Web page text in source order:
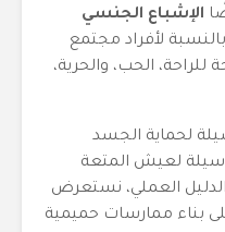
الإشباع الجنسي
لأفراد مجتمع
الحب، والحرية،
لحماية الجسد
لعيش المتعة
العملي، نستعرض
بناء ممارسات حميمية